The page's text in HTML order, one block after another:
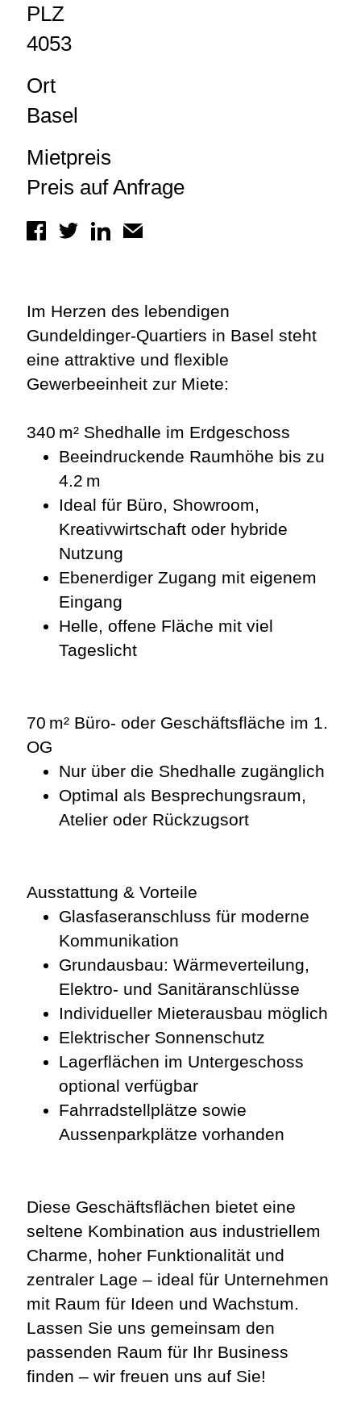
PLZ
4053
Ort
Basel
Mietpreis
Preis auf Anfrage
Im Herzen des lebendigen
Gundeldinger-Quartiers in Basel steht
eine attraktive und flexible
Gewerbeeinheit zur Miete:
340 m² Shedhalle im Erdgeschoss
Beeindruckende Raumhöhe bis zu
4.2 m
Ideal für Büro, Showroom,
Kreativwirtschaft oder hybride
Nutzung
Ebenerdiger Zugang mit eigenem
Eingang
Helle, offene Fläche mit viel
Tageslicht
70 m² Büro- oder Geschäftsfläche im 1.
OG
Nur über die Shedhalle zugänglich
Optimal als Besprechungsraum,
Atelier oder Rückzugsort
Ausstattung & Vorteile
Glasfaseranschluss für moderne
Kommunikation
Grundausbau: Wärmeverteilung,
Elektro- und Sanitäranschlüsse
Individueller Mieterausbau möglich
Elektrischer Sonnenschutz
Lagerflächen im Untergeschoss
optional verfügbar
Fahrradstellplätze sowie
Aussenparkplätze vorhanden
Diese Geschäftsflächen bietet eine
seltene Kombination aus industriellem
Charme, hoher Funktionalität und
zentraler Lage – ideal für Unternehmen
mit Raum für Ideen und Wachstum.
Lassen Sie uns gemeinsam den
passenden Raum für Ihr Business
finden – wir freuen uns auf Sie!